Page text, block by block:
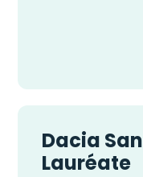
Dacia
Lauréate